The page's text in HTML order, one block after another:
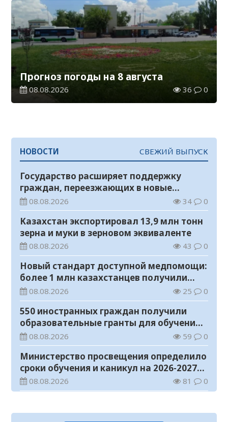
Прогноз погоды на 8 августа
08.08.2026 36 0
НОВОСТИ СВЕЖИЙ ВЫПУСК
Государство расширяет поддержку
граждан, переезжающих в новые
регионы для работы
08.08.2026 34 0
Казахстан экспортировал 13,9 млн тонн
зерна и муки в зерновом эквиваленте
08.08.2026 43 0
Новый стандарт доступной медпомощи:
более 1 млн казахстанцев получили
телемедицинские услуги
08.08.2026 25 0
550 иностранных граждан получили
образовательные гранты для обучения в
Казахстане
08.08.2026 59 0
Министерство просвещения определило
сроки обучения и каникул на 2026-2027
учебный год
08.08.2026 81 0
08.08.2026 36 0